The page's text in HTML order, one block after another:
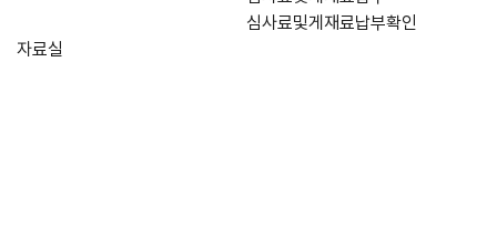
심사료및게재료납부확인
자료실